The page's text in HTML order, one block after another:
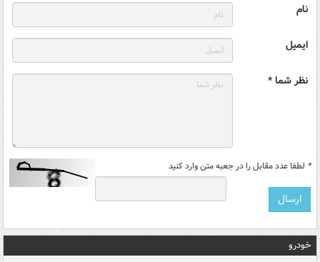
نام
ایمیل
نظر شما *
* لطفا عدد مقابل را در جعبه متن وارد کنید
خودرو